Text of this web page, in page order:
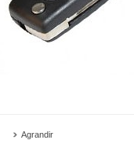
Agrandir